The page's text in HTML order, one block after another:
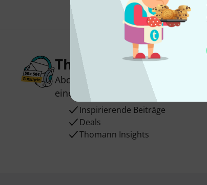
Thomann Newsletter
Abonniere den Thomann
einen von
50 Gutscheinen
Inspirierende Beiträge
Deals
Thomann Insights